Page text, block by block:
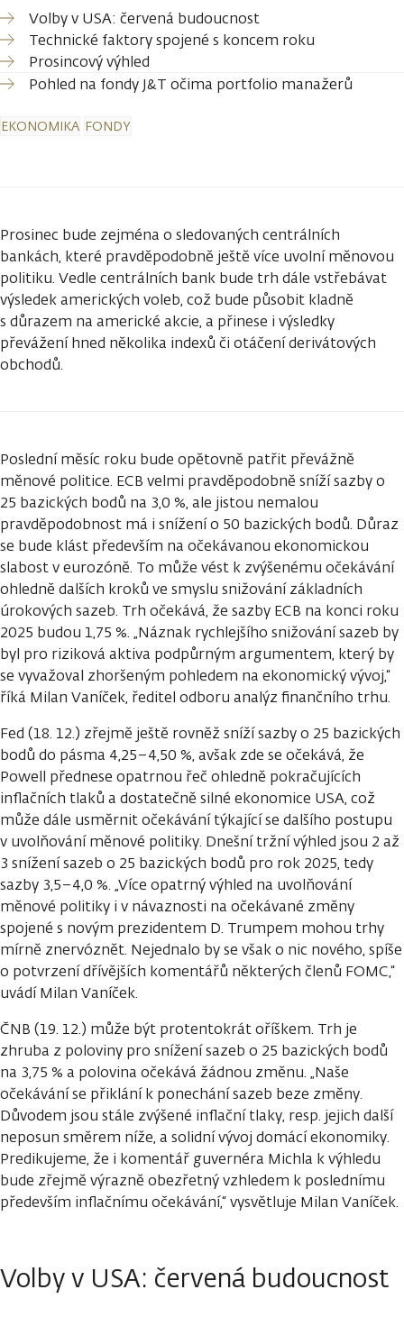
Volby v USA: červená budoucnost
Technické faktory spojené s koncem roku
Prosincový výhled
Pohled na fondy J&T očima portfolio manažerů
EKONOMIKA FONDY
Prosinec bude zejména o sledovaných centrálních
bankách, které pravděpodobně ještě více uvolní měnovou
politiku. Vedle centrálních bank bude trh dále vstřebávat
výsledek amerických voleb, což bude působit kladně
s důrazem na americké akcie, a přinese i výsledky
převážení hned několika indexů či otáčení derivátových
obchodů.
Poslední měsíc roku bude opětovně patřit převážně
měnové politice. ECB velmi pravděpodobně sníží sazby o
25 bazických bodů na 3,0 %, ale jistou nemalou
pravděpodobnost má i snížení o 50 bazických bodů. Důraz
se bude klást především na očekávanou ekonomickou
slabost v eurozóně. To může vést k zvýšenému očekávání
ohledně dalších kroků ve smyslu snižování základních
úrokových sazeb. Trh očekává, že sazby ECB na konci roku
2025 budou 1,75 %. „Náznak rychlejšího snižování sazeb by
byl pro riziková aktiva podpůrným argumentem, který by
se vyvažoval zhoršeným pohledem na ekonomický vývoj,“
říká Milan Vaníček, ředitel odboru analýz finančního trhu.
Fed (18. 12.) zřejmě ještě rovněž sníží sazby o 25 bazických
bodů do pásma 4,25–4,50 %, avšak zde se očekává, že
Powell přednese opatrnou řeč ohledně pokračujících
inflačních tlaků a dostatečně silné ekonomice USA, což
může dále usměrnit očekávání týkající se dalšího postupu
v uvolňování měnové politiky. Dnešní tržní výhled jsou 2 až
3 snížení sazeb o 25 bazických bodů pro rok 2025, tedy
sazby 3,5–4,0 %. „Více opatrný výhled na uvolňování
měnové politiky i v návaznosti na očekávané změny
spojené s novým prezidentem D. Trumpem mohou trhy
mírně znervóznět. Nejednalo by se však o nic nového, spíše
o potvrzení dřívějších komentářů některých členů FOMC,“
uvádí Milan Vaníček.
ČNB (19. 12.) může být protentokrát oříškem. Trh je
zhruba z poloviny pro snížení sazeb o 25 bazických bodů
na 3,75 % a polovina očekává žádnou změnu. „Naše
očekávání se přiklání k ponechání sazeb beze změny.
Důvodem jsou stále zvýšené inflační tlaky, resp. jejich další
neposun směrem níže, a solidní vývoj domácí ekonomiky.
Predikujeme, že i komentář guvernéra Michla k výhledu
bude zřejmě výrazně obezřetný vzhledem k poslednímu
především inflačnímu očekávání,“ vysvětluje Milan Vaníček.
Volby v USA: červená budoucnost